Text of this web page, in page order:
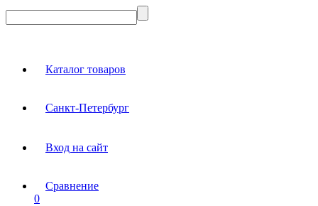
Каталог товаров
Санкт-Петербург
Вход на сайт
Сравнение
0